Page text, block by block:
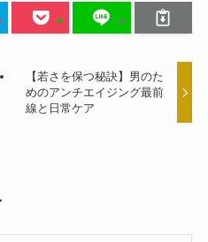
【若さを保つ秘訣】男のた
めのアンチエイジング最前
線と日常ケア